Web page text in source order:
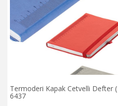
Termoderi Kapak Cetvelli Defter
6437